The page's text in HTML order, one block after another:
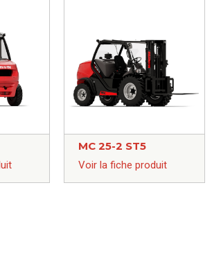
MC 25-2 ST5
Voir la fiche produit